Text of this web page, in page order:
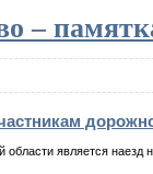
–
является